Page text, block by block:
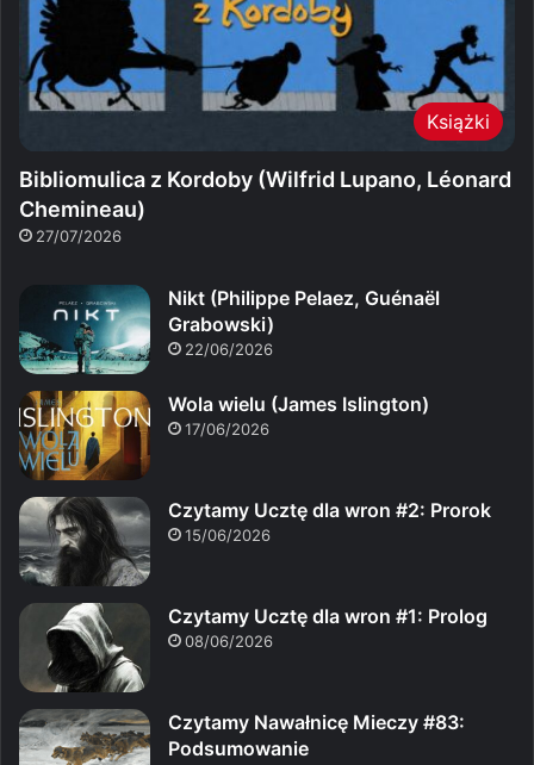
Książki
Bibliomulica z Kordoby (Wilfrid Lupano, Léonard
Chemineau)
27/07/2026
Nikt (Philippe Pelaez, Guénaël
Grabowski)
22/06/2026
Wola wielu (James Islington)
17/06/2026
Czytamy Ucztę dla wron #2: Prorok
15/06/2026
Czytamy Ucztę dla wron #1: Prolog
08/06/2026
Czytamy Nawałnicę Mieczy #83:
Podsumowanie